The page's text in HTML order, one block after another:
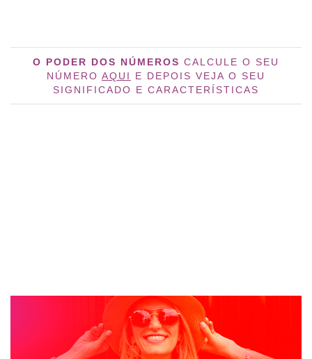
O PODER DOS NÚMEROS CALCULE O SEU
NÚMERO AQUI
E DEPOIS VEJA O SEU
SIGNIFICADO E CARACTERÍSTICAS